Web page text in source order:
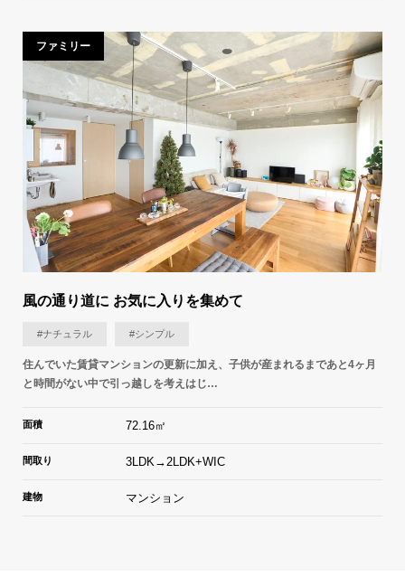
ファミリー
風の通り道に お気に入りを集めて
#ナチュラル #シンプル
住んでいた賃貸マンションの更新に加え、子供が産まれるまであと4ヶ月
と時間がない中で引っ越しを考えはじ…
面積 72.16㎡
間取り 3LDK→2LDK+WIC
建物 マンション